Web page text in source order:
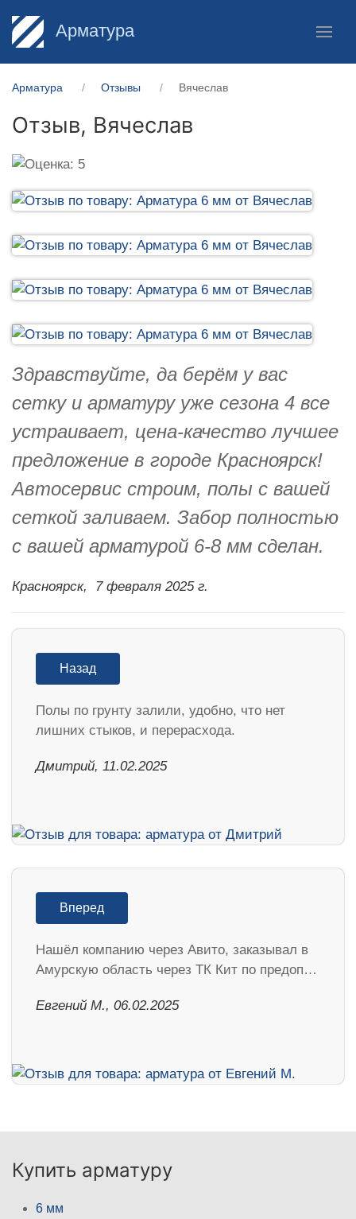
Арматура
Арматура Отзывы Вячеслав
Отзыв, Вячеслав
Здравствуйте, да берём у вас
сетку и арматуру уже сезона 4 все
устраивает, цена-качество лучшее
предложение в городе Красноярск!
Автосервис строим, полы с вашей
сеткой заливаем. Забор полностью
с вашей арматурой 6-8 мм сделан.
Красноярск, 7 февраля 2025 г.
Назад
Полы по грунту залили, удобно, что нет
лишних стыков, и перерасхода.
Дмитрий, 11.02.2025
Вперед
Нашёл компанию через Авито, заказывал в
Амурскую область через ТК Кит по предоп…
​Евгений М., 06.02.2025
Купить арматуру
6 мм